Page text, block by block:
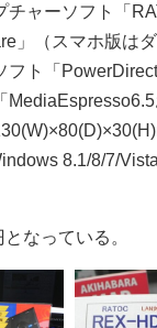
チャーソフト「
」（スマホ版は
ト「
8.1/8/7/
なっている。